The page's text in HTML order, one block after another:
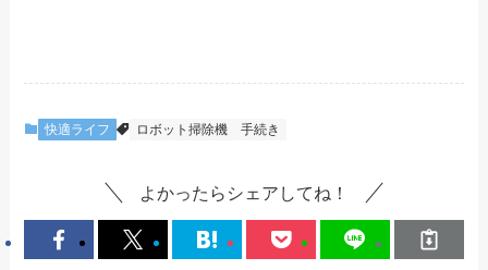
快適ライフ ロボット掃除機 手続き
よかったらシェアしてね！